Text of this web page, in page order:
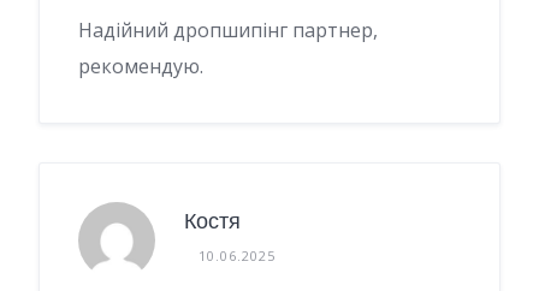
Надійний дропшипінг партнер,
рекомендую.
Костя
10.06.2025